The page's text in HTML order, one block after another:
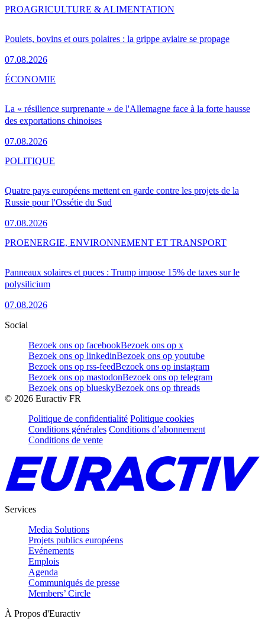
Poulets, bovins et ours polaires : la grippe aviaire se propage
07.08.2026
PROAGRICULTURE & ALIMENTATION
La « résilience surprenante » de l'Allemagne face à la forte hausse
des exportations chinoises
07.08.2026
ÉCONOMIE
Quatre pays européens mettent en garde contre les projets de la
Russie pour l'Ossétie du Sud
07.08.2026
POLITIQUE
Panneaux solaires et puces : Trump impose 15% de taxes sur le
polysilicium
07.08.2026
PROENERGIE, ENVIRONNEMENT ET TRANSPORT
Social
Bezoek ons op facebookBezoek ons op x
Bezoek ons op linkedinBezoek ons op youtube
Bezoek ons op rss-feedBezoek ons op instagram
Bezoek ons op mastodonBezoek ons op telegram
Bezoek ons op blueskyBezoek ons op threads
© 2026 Euractiv FR
Politique de confidentialité Politique cookies
Conditions générales Conditions d’abonnement
Conditions de vente
Services
Media Solutions
Projets publics européens
Evénements
Emplois
Agenda
Communiqués de presse
Members’ Circle
À Propos d'Euractiv